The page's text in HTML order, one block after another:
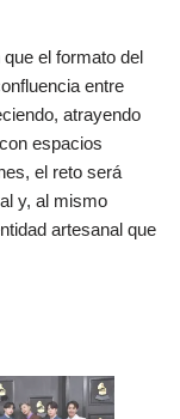
el formato del
entre
atrayendo
espacios
el reto será
y, al mismo
artesanal que